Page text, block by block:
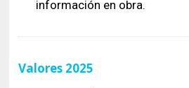
información en obra.
Valores 2025